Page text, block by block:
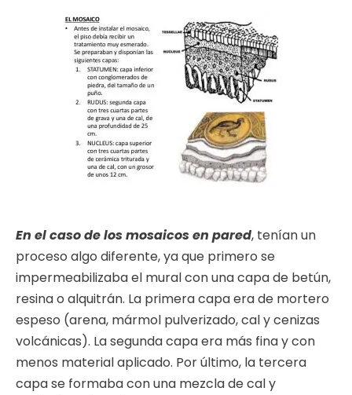
En el caso de los mosaicos en pared, tenían un
proceso algo diferente, ya que primero se
impermeabilizaba el mural con una capa de betún,
resina o alquitrán. La primera capa era de mortero
espeso (arena, mármol pulverizado, cal y cenizas
volcánicas). La segunda capa era más fina y con
menos material aplicado. Por último, la tercera
capa se formaba con una mezcla de cal y